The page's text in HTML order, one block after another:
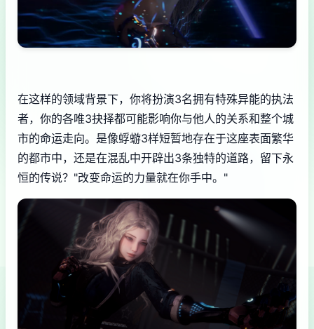
在这样的领域背景下，你将扮演3名拥有特殊异能的执法
者，你的各唯3抉择都可能影响你与他人的关系和整个城
市的命运走向。是像蜉蝣3样短暂地存在于这座表面繁华
的都市中，还是在混乱中开辟出3条独特的道路，留下永
恒的传说？"改变命运的力量就在你手中。"